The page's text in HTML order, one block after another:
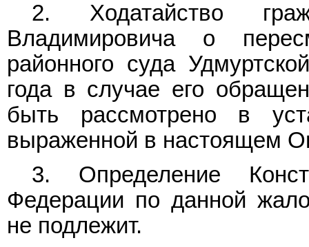
2. Ходатайство
Владимировича о
районного суда
года в случае его
быть рассмотрено в
выраженной в настоящем
3. Определение
Федерации по данной
не подлежит.